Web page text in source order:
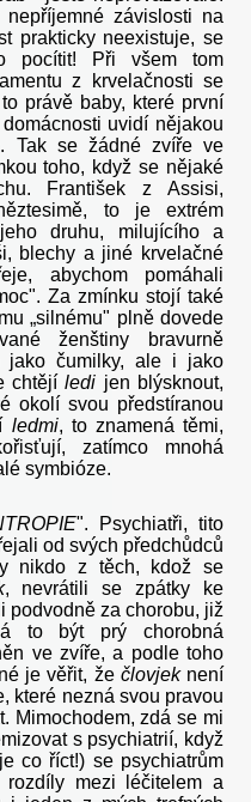
závislosti na
prakticky neexistuje, se
pocítit! Při všem tom
z krvelačnosti se
právě baby, které první
uvidí nějakou
Tak se žádné zvíře ve
toho, když se nějaké
František z Assisi,
to je extrém
druhu, milujícího a
blechy a jiné krvelačné
abychom pomáhali
Za zmínku stojí také
„silnému" plně dovede
ženštiny bravurně
jako čumilky, ale i jako
chtějíledi jen blýsknout,
okolí svou předstíranou
ledmi, to znamená těmi,
zatímco mnohá
symbióze.
". Psychiatři, tito
od svých předchůdců
nikdo z těch, kdož se
, nevrátili se zpátky ke
podvodně za chorobu, již
to být prý chorobná
ve zvíře, a podle toho
je věřit, že človjek není
které nezná svou pravou
Mimochodem, zdá se mi
s psychiatrií, když
co říct!) se psychiatrům
rozdíly mezi léčitelem a